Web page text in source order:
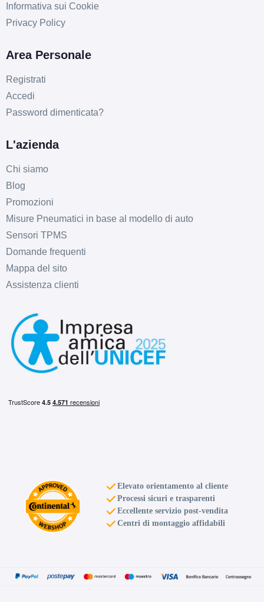
Informativa sui Cookie
Privacy Policy
Area Personale
Registrati
Accedi
Password dimenticata?
L'azienda
Chi siamo
Blog
Promozioni
Misure Pneumatici in base al modello di auto
Sensori TPMS
Domande frequenti
Mappa del sito
Assistenza clienti
Elevato orientamento al cliente
Processi sicuri e trasparenti
Eccellente servizio post-vendita
Centri di montaggio affidabili